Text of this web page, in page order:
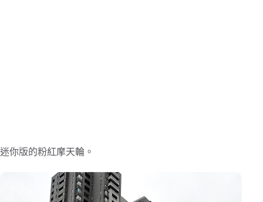
迷你版的粉紅摩天輪。